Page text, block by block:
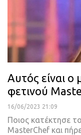
Αυτός είναι ο
φετινού
16/06/2023 21:09
Ποιος κατέκτησε
MasterChef και